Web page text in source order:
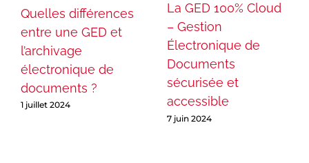
Quelles différences
entre une GED et
l’archivage
électronique de
documents ?
1 juillet 2024
La GED 100% Cloud
– Gestion
Électronique de
Documents
sécurisée et
accessible
7 juin 2024